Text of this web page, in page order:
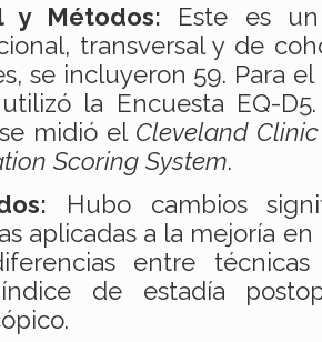
y Métodos: Este es un
transversal y de
se incluyeron 59. Para
la Encuesta EQ-
midió el Cleveland
Scoring System.
Hubo cambios
aplicadas a la mejoría
entre
de estadía